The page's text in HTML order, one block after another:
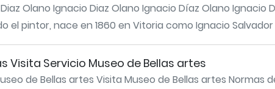
Olano Ignacio Diaz Olano Ignacio Díaz Olano
el pintor, nace en 1860 en Vitoria como Ignacio Salvador
Visita Servicio Museo de Bellas artes
de Bellas artes Visita Museo de Bellas artes